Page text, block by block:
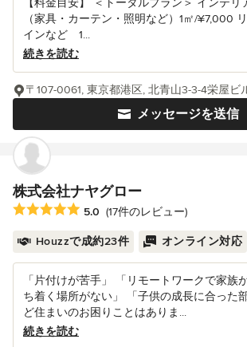
【料金目安】 ＜トータルプラン＞ インテリ
（家具・カーテン・照明など）1㎡/¥7,000
インなど 1...
続きを読む
メッセージを送信
〒107-0061, 東京都港区, 北青山3-3-4栄屋ビ
株式会社ナヤグロー
平均評価：5つ星中 星5
5.0 (17件のレビュー)
Houzzで成約23件 オンライン対応
「片付けが苦手」 「リモートワークで家族
ち着く場所がない」 「子供の成長に合った
ど住まいのお困りことはありま...
続きを読む